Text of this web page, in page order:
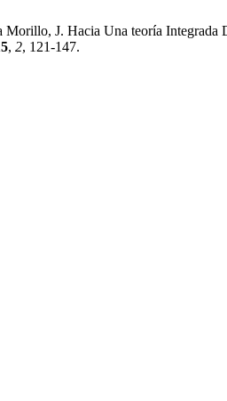
Morillo, J. Hacia Una teoría
, 2, 121-147.